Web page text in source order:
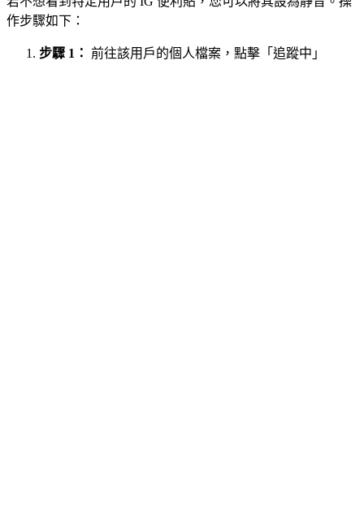
作步驟如下：
步驟 1： 前往該用戶的個人檔案，點擊「追蹤中」